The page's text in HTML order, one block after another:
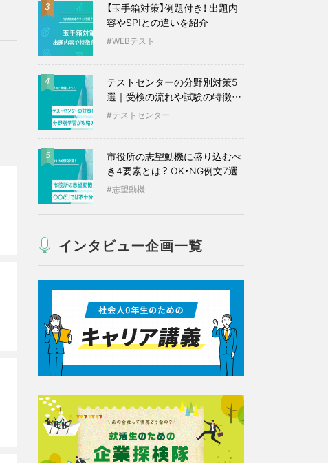
3
【玉手箱対策】例題付き！ 出題内
容やSPIとの違いを紹介
WEBテスト
4
テストセンターの分野別対策5
選｜受検の流れや試験の特徴も
紹介
テストセンター
5
市役所の志望動機に盛り込むべ
き4要素とは？ OK・NG例文7選
志望動機
インタビュー企画一覧